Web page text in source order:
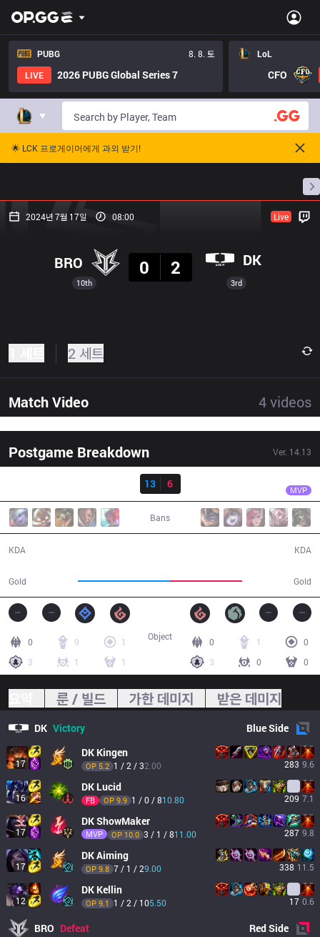
PUBG
8. 8. 토
LIVE
2026 PUBG Global Series 7
LoL
CFO
🌟 LCK 프로게이머에게 과외 받기!
프로빌
2024년 7월 17일 08:00 Live
10th
BRO
0
2 DK
3rd
2 세트
Match Video 4videos
Postgame Breakdown Ver. 14.13
13
6 MVP
Bans
KDA
Gold Gold
KDA
0 9
1
3
1 1
0 1
0
3
0 0
Object
룬 / 빌드 가한 데미지 받은 데미지
DK Victory BlueSide
17
DK Kingen
OP 5.2 1 / 2 / 32.00 283 9.6
16
DK Lucid
FB OP 9.9 1 / 0 / 810.80 209 7.1
17
DKShowMaker
MVP OP 10.0 3 / 1 / 811.00 287 9.8
17
DKAiming
OP 9.8 7 / 1 / 29.00 338 11.5
12
DK Kellin
OP 9.1 1 / 2 / 105.50 17 0.6
BRO Defeat RedSide